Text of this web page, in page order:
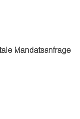
Mandatsanfrage